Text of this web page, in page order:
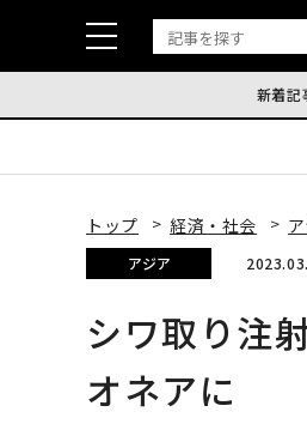
新着記
トップ 経済・社会
アジア
シワ取り注
オネアに